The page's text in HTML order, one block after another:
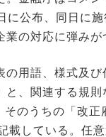
に公布、同日に
の対応に弾みが
用語、様式及び
、関連する規
そのうちの「改正
載している。任